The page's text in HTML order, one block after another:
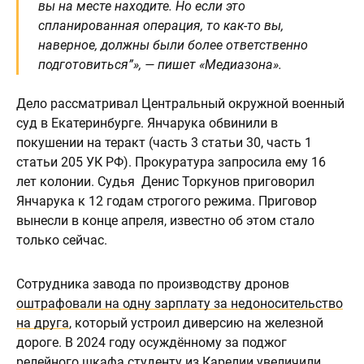
вы на месте находите. Но если это
спланированная операция, то как-то вы,
наверное, должны были более ответственно
подготовиться”», — пишет «Медиазона».
Дело рассматривал Центральный окружной военный
суд в Екатеринбурге. Янчарука обвинили в
покушении на теракт (часть 3 статьи 30, часть 1
статьи 205 УК РФ). Прокуратура запросила ему 16
лет колонии. Судья Денис Торкунов приговорил
Янчарука к 12 годам строгого режима. Приговор
вынесли в конце апреля, известно об этом стало
только сейчас.
Сотрудника завода по производству дронов
оштрафовали на одну зарплату за недоносительство
на друга, который устроил диверсию на железной
дороге. В 2024 году осуждённому за поджог